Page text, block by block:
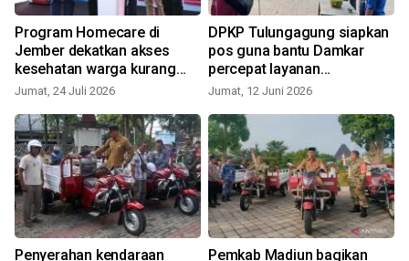
Program Homecare di
Jember dekatkan akses
kesehatan warga kurang
mampu
Jumat, 24 Juli 2026
DPKP Tulungagung siapkan
pos guna bantu Damkar
percepat layanan
kedaruratan
Jumat, 12 Juni 2026
Penyerahan kendaraan Pemkab Madiun bagikan